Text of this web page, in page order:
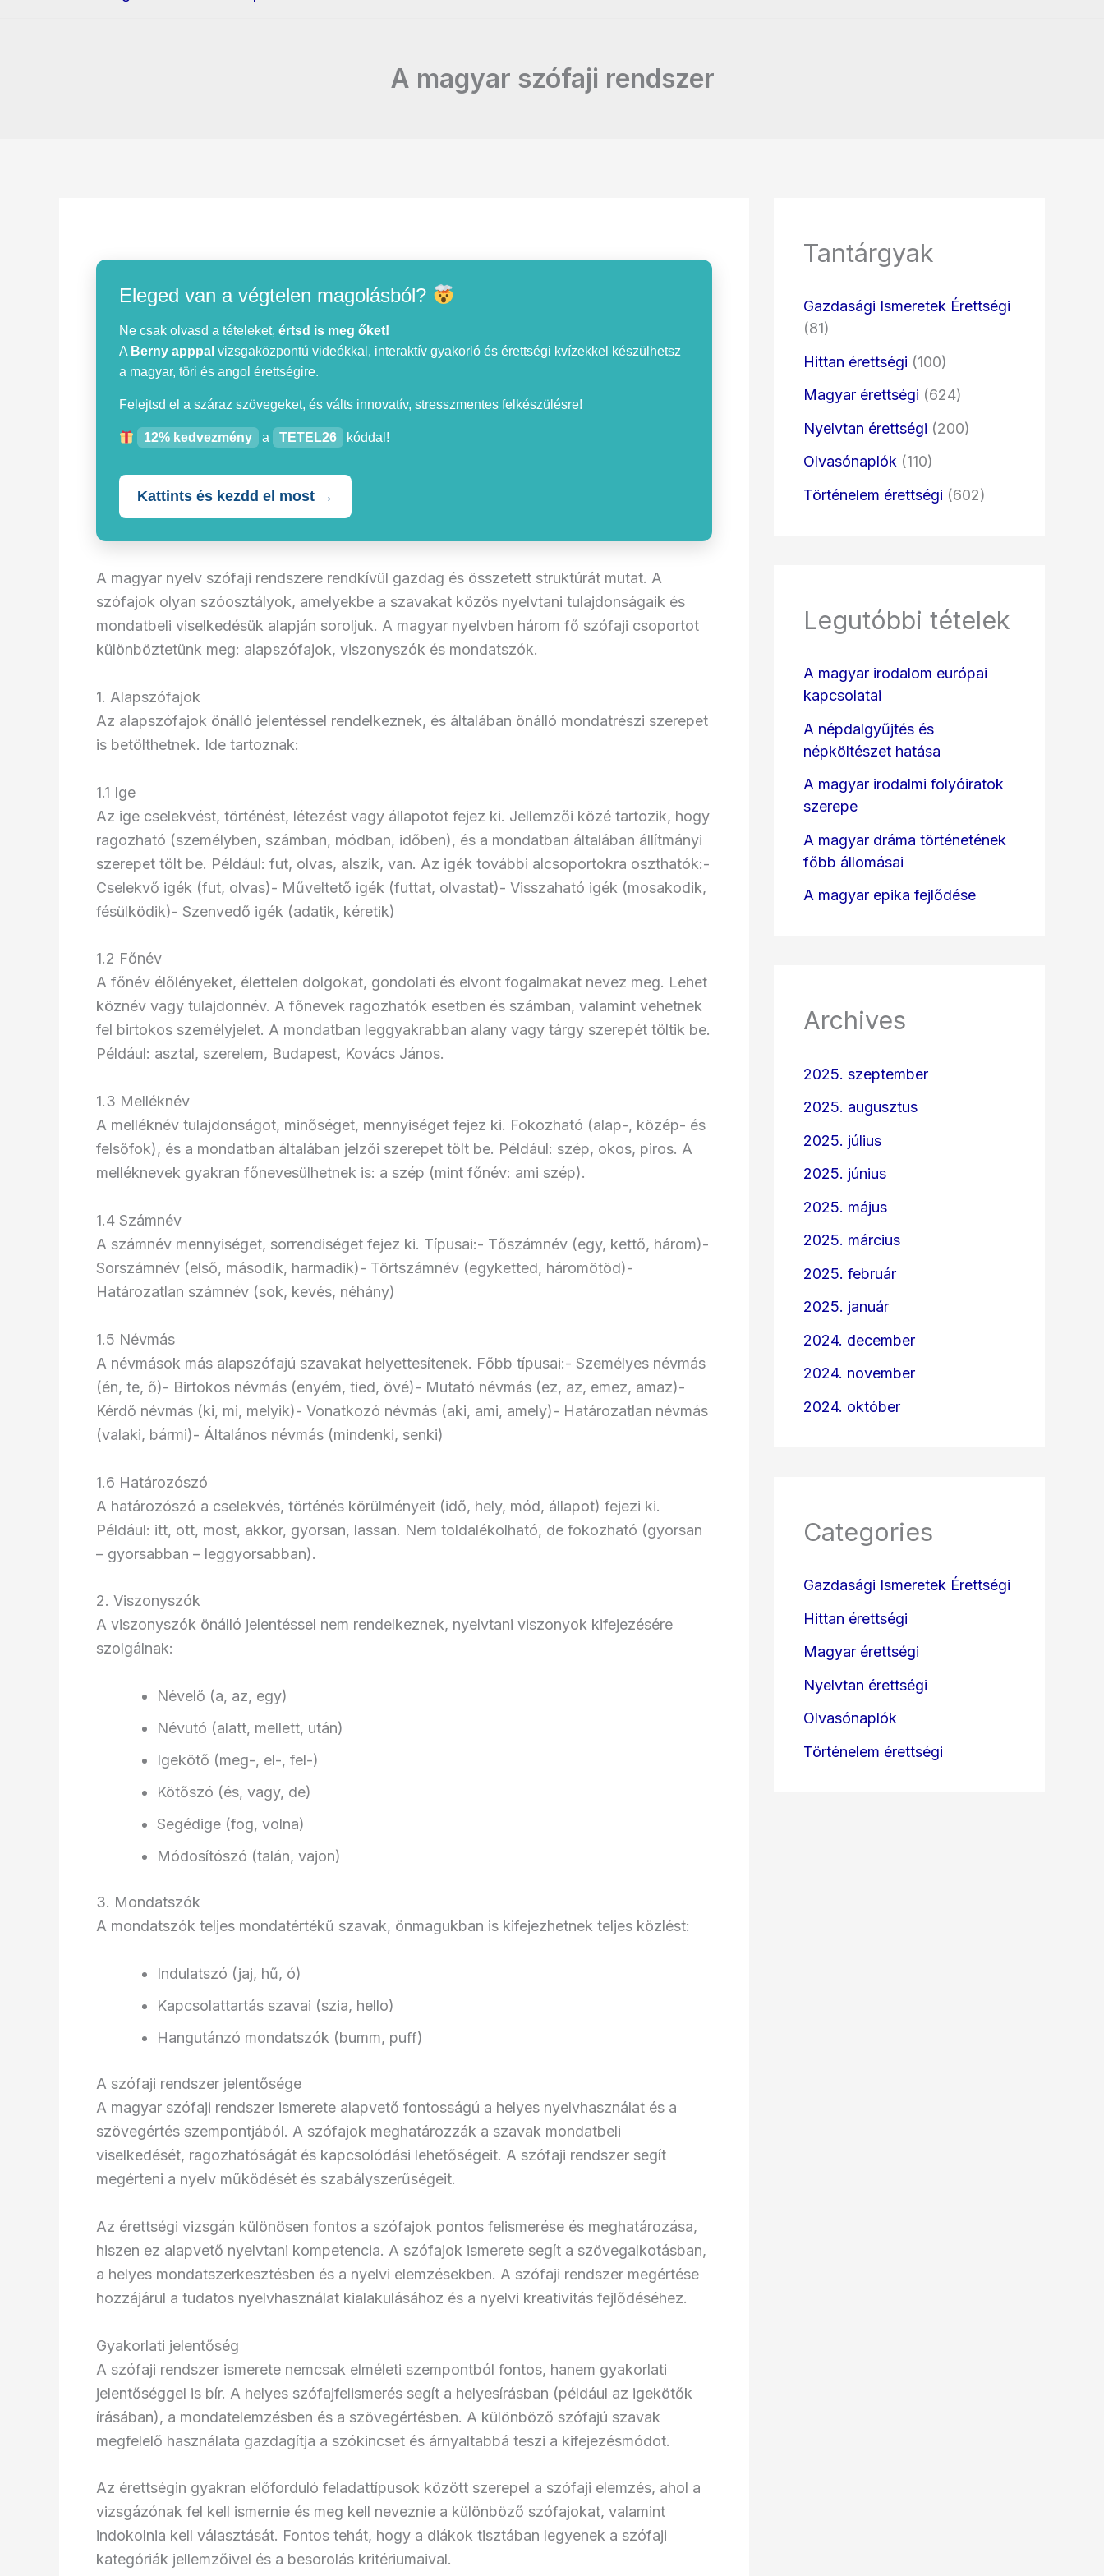
A magyar szófaji rendszer
Eleged van a végtelen magolásból?
Ne csak olvasd a tételeket, értsd is meg őket!
A Berny apppal vizsgaközpontú videókkal, interaktív gyakorló és érettségi kvízekkel készülhetsz
a magyar, töri és angol érettségire.
Felejtsd el a száraz szövegeket, és válts innovatív, stresszmentes felkészülésre!
12% kedvezmény a TETEL26 kóddal!
Kattints és kezdd el most →
A magyar nyelv szófaji rendszere rendkívül gazdag és összetett struktúrát mutat. A
szófajok olyan szóosztályok, amelyekbe a szavakat közös nyelvtani tulajdonságaik és
mondatbeli viselkedésük alapján soroljuk. A magyar nyelvben három fő szófaji csoportot
különböztetünk meg: alapszófajok, viszonyszók és mondatszók.
1. Alapszófajok
Az alapszófajok önálló jelentéssel rendelkeznek, és általában önálló mondatrészi szerepet
is betölthetnek. Ide tartoznak:
1.1 Ige
Az ige cselekvést, történést, létezést vagy állapotot fejez ki. Jellemzői közé tartozik, hogy
ragozható (személyben, számban, módban, időben), és a mondatban általában állítmányi
szerepet tölt be. Például: fut, olvas, alszik, van. Az igék további alcsoportokra oszthatók:-
Cselekvő igék (fut, olvas)- Műveltető igék (futtat, olvastat)- Visszaható igék (mosakodik,
fésülködik)- Szenvedő igék (adatik, kéretik)
1.2 Főnév
A főnév élőlényeket, élettelen dolgokat, gondolati és elvont fogalmakat nevez meg. Lehet
köznév vagy tulajdonnév. A főnevek ragozhatók esetben és számban, valamint vehetnek
fel birtokos személyjelet. A mondatban leggyakrabban alany vagy tárgy szerepét töltik be.
Például: asztal, szerelem, Budapest, Kovács János.
1.3 Melléknév
A melléknév tulajdonságot, minőséget, mennyiséget fejez ki. Fokozható (alap-, közép- és
felsőfok), és a mondatban általában jelzői szerepet tölt be. Például: szép, okos, piros. A
melléknevek gyakran főnevesülhetnek is: a szép (mint főnév: ami szép).
1.4 Számnév
A számnév mennyiséget, sorrendiséget fejez ki. Típusai:- Tőszámnév (egy, kettő, három)-
Sorszámnév (első, második, harmadik)- Törtszámnév (egyketted, háromötöd)-
Határozatlan számnév (sok, kevés, néhány)
1.5 Névmás
A névmások más alapszófajú szavakat helyettesítenek. Főbb típusai:- Személyes névmás
(én, te, ő)- Birtokos névmás (enyém, tied, övé)- Mutató névmás (ez, az, emez, amaz)-
Kérdő névmás (ki, mi, melyik)- Vonatkozó névmás (aki, ami, amely)- Határozatlan névmás
(valaki, bármi)- Általános névmás (mindenki, senki)
1.6 Határozószó
A határozószó a cselekvés, történés körülményeit (idő, hely, mód, állapot) fejezi ki.
Például: itt, ott, most, akkor, gyorsan, lassan. Nem toldalékolható, de fokozható (gyorsan
– gyorsabban – leggyorsabban).
2. Viszonyszók
A viszonyszók önálló jelentéssel nem rendelkeznek, nyelvtani viszonyok kifejezésére
szolgálnak:
Névelő (a, az, egy)
Névutó (alatt, mellett, után)
Igekötő (meg-, el-, fel-)
Kötőszó (és, vagy, de)
Segédige (fog, volna)
Módosítószó (talán, vajon)
3. Mondatszók
A mondatszók teljes mondatértékű szavak, önmagukban is kifejezhetnek teljes közlést:
Indulatszó (jaj, hű, ó)
Kapcsolattartás szavai (szia, hello)
Hangutánzó mondatszók (bumm, puff)
A szófaji rendszer jelentősége
A magyar szófaji rendszer ismerete alapvető fontosságú a helyes nyelvhasználat és a
szövegértés szempontjából. A szófajok meghatározzák a szavak mondatbeli
viselkedését, ragozhatóságát és kapcsolódási lehetőségeit. A szófaji rendszer segít
megérteni a nyelv működését és szabályszerűségeit.
Az érettségi vizsgán különösen fontos a szófajok pontos felismerése és meghatározása,
hiszen ez alapvető nyelvtani kompetencia. A szófajok ismerete segít a szövegalkotásban,
a helyes mondatszerkesztésben és a nyelvi elemzésekben. A szófaji rendszer megértése
hozzájárul a tudatos nyelvhasználat kialakulásához és a nyelvi kreativitás fejlődéséhez.
Gyakorlati jelentőség
A szófaji rendszer ismerete nemcsak elméleti szempontból fontos, hanem gyakorlati
jelentőséggel is bír. A helyes szófajfelismerés segít a helyesírásban (például az igekötők
írásában), a mondatelemzésben és a szövegértésben. A különböző szófajú szavak
megfelelő használata gazdagítja a szókincset és árnyaltabbá teszi a kifejezésmódot.
Az érettségin gyakran előforduló feladattípusok között szerepel a szófaji elemzés, ahol a
vizsgázónak fel kell ismernie és meg kell neveznie a különböző szófajokat, valamint
indokolnia kell választását. Fontos tehát, hogy a diákok tisztában legyenek a szófaji
kategóriák jellemzőivel és a besorolás kritériumaival.
Tantárgyak
Gazdasági Ismeretek Érettségi
(81)
Hittan érettségi (100)
Magyar érettségi (624)
Nyelvtan érettségi (200)
Olvasónaplók (110)
Történelem érettségi (602)
Legutóbbi tételek
A magyar irodalom európai
kapcsolatai
A népdalgyűjtés és
népköltészet hatása
A magyar irodalmi folyóiratok
szerepe
A magyar dráma történetének
főbb állomásai
A magyar epika fejlődése
Archives
2025. szeptember
2025. augusztus
2025. július
2025. június
2025. május
2025. március
2025. február
2025. január
2024. december
2024. november
2024. október
Categories
Gazdasági Ismeretek Érettségi
Hittan érettségi
Magyar érettségi
Nyelvtan érettségi
Olvasónaplók
Történelem érettségi